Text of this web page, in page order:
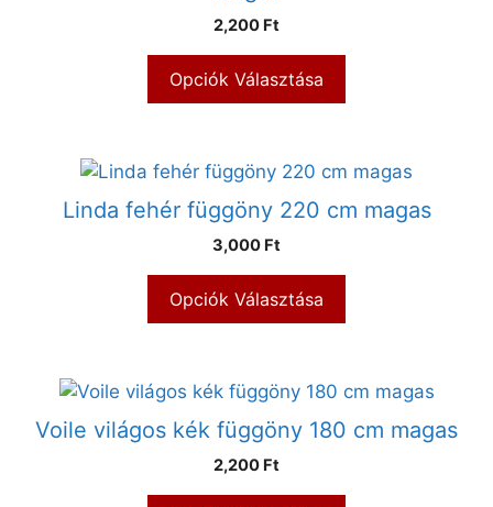
2,200 Ft
Opciók Választása
Linda fehér függöny 220 cm magas
3,000 Ft
Opciók Választása
Voile világos kék függöny 180 cm magas
2,200 Ft